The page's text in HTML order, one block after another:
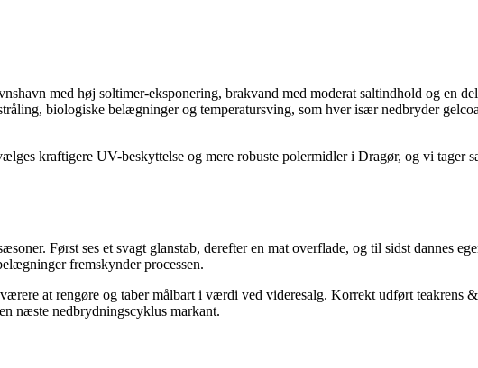
med høj soltimer-eksponering, brakvand med moderat saltindhold og en
biologiske belægninger og temperatursving, som hver især nedbryder
kraftigere UV-beskyttelse og mere robuste polermidler i Dragør, og vi tager
Først ses et svagt glanstab, derefter en mat overflade, og til sidst dannes
fremskynder processen.
at rengøre og taber målbart i værdi ved videresalg. Korrekt udført teakrens
næste nedbrydningscyklus markant.